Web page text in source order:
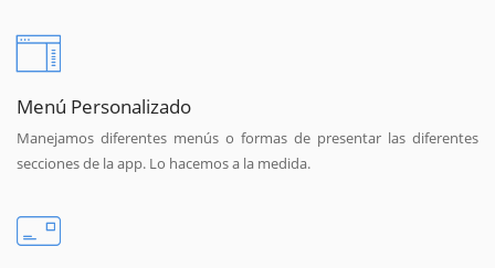
Menú Personalizado
Manejamos diferentes menús o formas de presentar las diferentes
secciones de la app. Lo hacemos a la medida.